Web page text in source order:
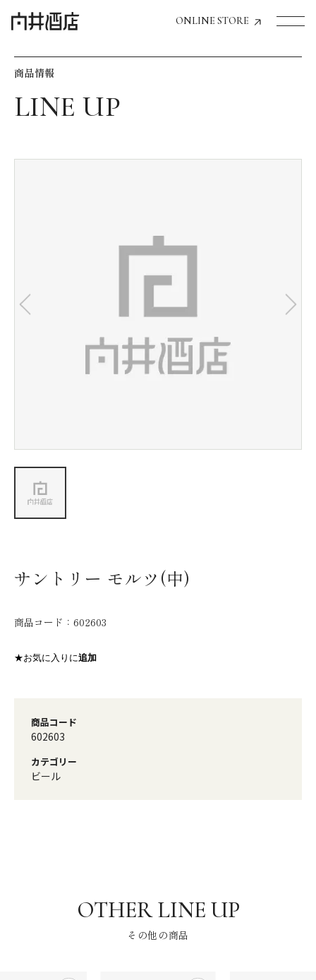
ONLINE STORE
飲食店経営のお客様
お気に入り機能の活用方法
会社情報
商品情報
サントリー モルツ(中)
商品コード： 602603
★お気に入りに追加
商品コード
602603
カテゴリー
ビール
その他の商品